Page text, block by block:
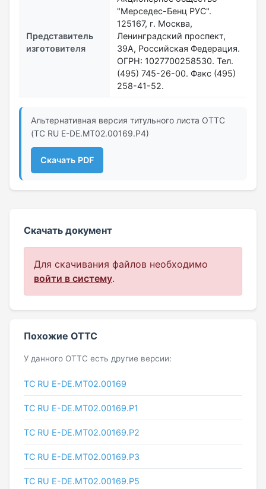
Представитель
изготовителя
"Мерседес-Бенц РУС".
125167, г. Москва,
Ленинградский проспект,
39А, Российская Федерация.
ОГРН: 1027700258530. Тел.
(495) 745-26-00. Факс (495)
258-41-52.
Альтернативная версия титульного листа ОТТС
(ТС RU Е-DE.МТ02.00169.Р4)
Скачать PDF
Скачать документ
Для скачивания файлов необходимо
войти в систему.
Похожие ОТТС
У данного ОТТС есть другие версии:
ТС RU E-DE.МТ02.00169
ТС RU Е-DE.МТ02.00169.Р1
ТС RU Е-DE.МТ02.00169.Р2
ТС RU Е-DE.МТ02.00169.Р3
ТС RU Е-DE.МТ02.00169.Р5